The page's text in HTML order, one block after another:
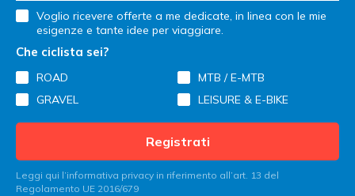
Voglio ricevere offerte a me dedicate, in linea con le mie
esigenze e tante idee per viaggiare.
Che ciclista sei?
ROAD
MTB / E-MTB
GRAVEL
LEISURE & E-BIKE
Registrati
Leggi qui l’informativa privacy in riferimento all’art. 13 del
Regolamento UE 2016/679